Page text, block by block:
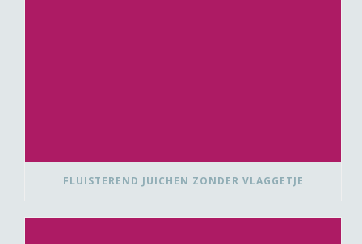
FLUISTEREND JUICHEN ZONDER VLAGGETJE